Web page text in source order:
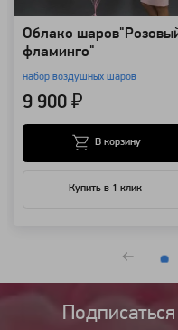
Облако
фламинго"
набор воздушных шаров
9 900 ₽
Купить в 1 клик
В корзину